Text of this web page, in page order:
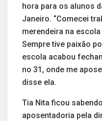
hora para os alunos
Janeiro. “Comecei
merendeira na
Sempre tive paixão
escola acabou
no 31, onde me
disse ela.
Tia Nita ficou
aposentadoria pela